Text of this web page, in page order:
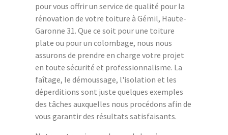
pour vous offrir un service de qualité pour la
rénovation de votre toiture à Gémil, Haute-
Garonne 31. Que ce soit pour une toiture
plate ou pour un colombage, nous nous
assurons de prendre en charge votre projet
en toute sécurité et professionnalisme. La
faîtage, le démoussage, l'isolation et les
déperditions sont juste quelques exemples
des tâches auxquelles nous procédons afin de
vous garantir des résultats satisfaisants.